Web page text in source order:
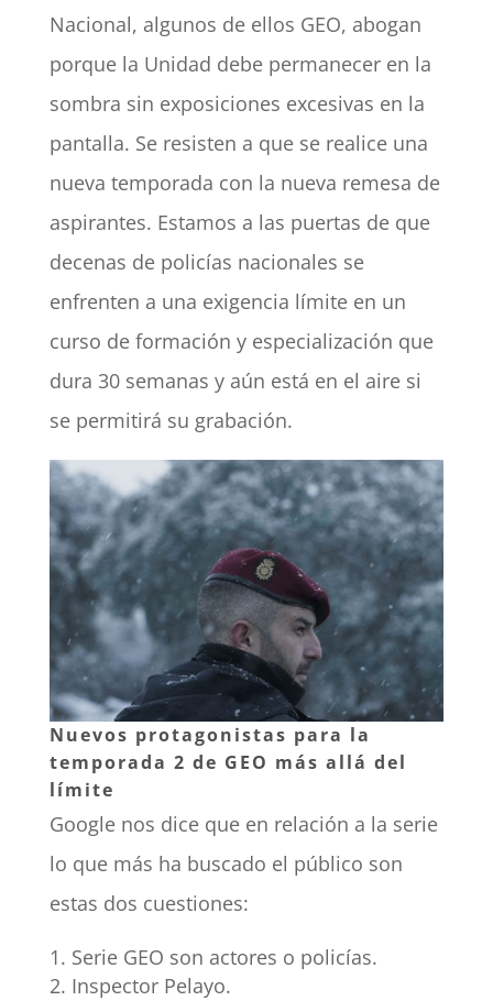
Nacional, algunos de ellos GEO, abogan
porque la Unidad debe permanecer en la
sombra sin exposiciones excesivas en la
pantalla. Se resisten a que se realice una
nueva temporada con la nueva remesa de
aspirantes. Estamos a las puertas de que
decenas de policías nacionales se
enfrenten a una exigencia límite en un
curso de formación y especialización que
dura 30 semanas y aún está en el aire si
se permitirá su grabación.
Nuevos protagonistas para la
temporada 2 de GEO más allá del
límite
Google nos dice que en relación a la serie
lo que más ha buscado el público son
estas dos cuestiones:
Serie GEO son actores o policías.
Inspector Pelayo.